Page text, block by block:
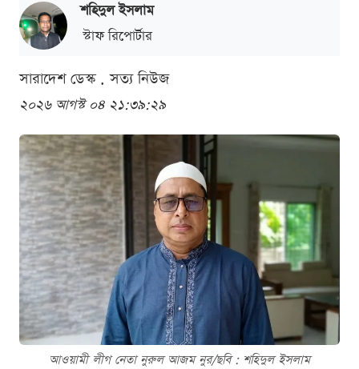
শ‌হিদুল ইসলাম
স্টাফ রিপোর্টার
সারাদেশ ডেস্ক . সত্য নিউজ
২০২৬ আগস্ট ০৪ ২১:৩৯:২৯
আওয়ামী লীগ নেতা নুরুল আজম নুর/ছবি : শ‌হিদুল ইসলাম